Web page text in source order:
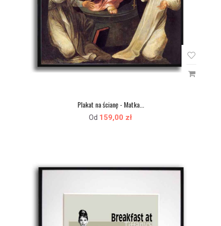
Plakat na ścianę - Matka...
Od 159,00 zł